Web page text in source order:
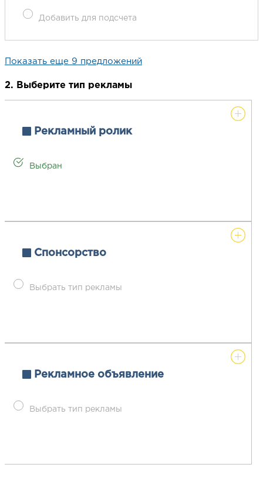
Добавить для подсчета
Показать еще 9 предложений
2. Выберите тип рекламы
Рекламный ролик
Выбран
Спонсорство
Выбрать тип рекламы
Рекламное объявление
Выбрать тип рекламы